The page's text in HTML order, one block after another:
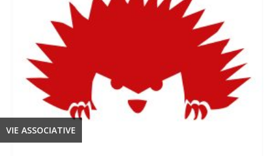
VIE ASSOCIATIVE